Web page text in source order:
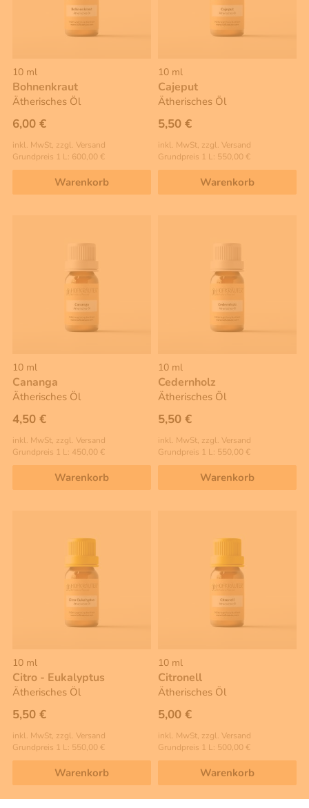
10 ml
Bohnenkraut
Ätherisches Öl
6,00 €
inkl. MwSt, zzgl. Versand
Grundpreis 1 L: 600,00 €
Warenkorb
10 ml
Cajeput
Ätherisches Öl
5,50 €
inkl. MwSt, zzgl. Versand
Grundpreis 1 L: 550,00 €
Warenkorb
10 ml
Cananga
Ätherisches Öl
4,50 €
inkl. MwSt, zzgl. Versand
Grundpreis 1 L: 450,00 €
Warenkorb
10 ml
Cedernholz
Ätherisches Öl
5,50 €
inkl. MwSt, zzgl. Versand
Grundpreis 1 L: 550,00 €
Warenkorb
10 ml
Citro - Eukalyptus
Ätherisches Öl
5,50 €
inkl. MwSt, zzgl. Versand
Grundpreis 1 L: 550,00 €
Warenkorb
10 ml
Citronell
Ätherisches Öl
5,00 €
inkl. MwSt, zzgl. Versand
Grundpreis 1 L: 500,00 €
Warenkorb